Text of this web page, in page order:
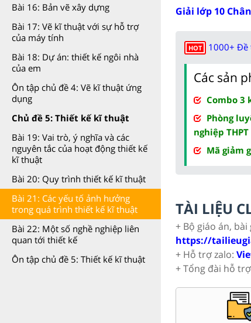
Bài 16: Bản vẽ xây dựng
Bài 17: Vẽ kĩ thuật với sự hỗ trợ
của máy tính
Bài 18: Dự án: thiết kế ngôi nhà
của em
Ôn tập chủ đề 4: Vẽ kĩ thuật ứng
dụng
Chủ đề 5: Thiết kế kĩ thuật
Bài 19: Vai trò, ý nghĩa và các
nguyên tắc của hoạt động thiết kế
kĩ thuật
Bài 20: Quy trình thiết kế kĩ thuật
Bài 21: Các yếu tố ảnh hưởng
trong quá trình thiết kế kĩ thuật
Bài 22: Một số nghề nghiệp liên
quan tới thiết kế
Ôn tập chủ đề 5: Thiết kế kĩ thuật
Giải lớp 10
HOT 1000+ Đề
Các sản
Combo 3
Phòng
nghiệp
Mã giảm
TÀI LIỆU
+ Bộ giáo án,
https://
+ Hỗ trợ zalo:
+ Tổng đài hỗ